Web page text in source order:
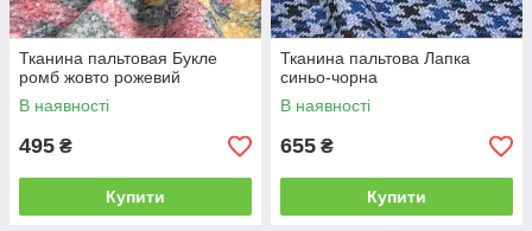
Тканина пальтовая Букле
ромб жовто рожевий
В наявності
495 ₴
Купити
Тканина пальтова Лапка
синьо-чорна
В наявності
655 ₴
Купити